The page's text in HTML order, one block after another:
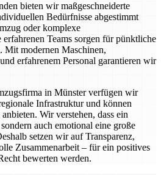
bieten wir maßgeschneiderte
Bedürfnisse abgestimmt
oder komplexe
Teams sorgen für pünktliche
modernen Maschinen,
erfahrenem Personal garantieren wir
in Münster verfügen wir
Infrastruktur und können
Wir verstehen, dass ein
auch emotional eine große
setzen wir auf Transparenz,
Zusammenarbeit – für ein positives
bewerten werden.